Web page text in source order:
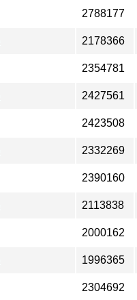
2788177
2178366
2354781
2427561
2423508
2332269
2390160
2113838
2000162
1996365
2304692